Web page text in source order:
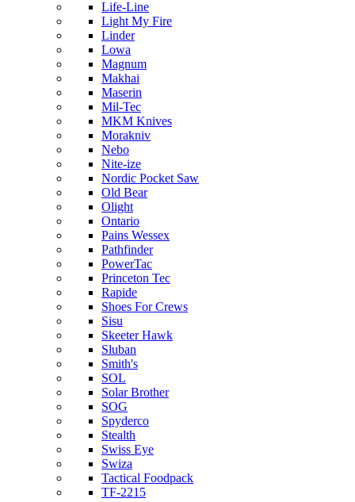
Life-Line
Light My Fire
Linder
Lowa
Magnum
Makhai
Maserin
Mil-Tec
MKM Knives
Morakniv
Nebo
Nite-ize
Nordic Pocket Saw
Old Bear
Olight
Ontario
Pains Wessex
Pathfinder
PowerTac
Princeton Tec
Rapide
Shoes For Crews
Sisu
Skeeter Hawk
Sluban
Smith's
SOL
Solar Brother
SOG
Spyderco
Stealth
Swiss Eye
Swiza
Tactical Foodpack
TF-2215